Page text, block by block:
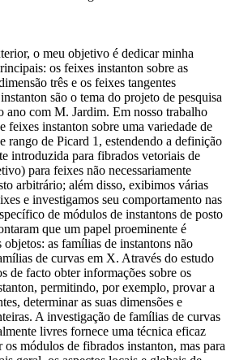
o meu objetivo é dedicar minha
os feixes instanton sobre as
três e os feixes tangentes
são o tema do projeto de pesquisa
ano com M. Jardim. Em nosso trabalho
feixes instanton sobre uma variedade de
rango de Picard 1, estendendo a definição
introduzida para fibrados vetoriais de
para feixes não necessariamente
arbitrário; além disso, exibimos várias
e investigamos seu comportamento nas
de módulos de instantons de posto
que um papel proeminente é
as famílias de instantons não
de curvas em X. Através do estudo
de facto obter informações sobre os
permitindo, por exemplo, provar a
determinar as suas dimensões e
A investigação de famílias de curvas
livres fornece uma técnica eficaz
os módulos de fibrados instanton, mas para